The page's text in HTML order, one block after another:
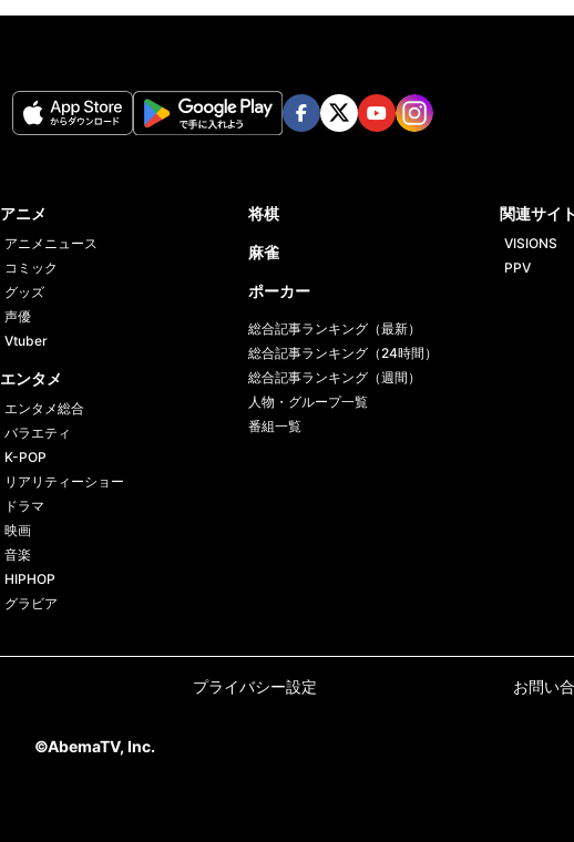
アニメ
アニメニュース
コミック
グッズ
声優
Vtuber
エンタメ
エンタメ総合
バラエティ
K-POP
リアリティーショー
ドラマ
映画
音楽
HIPHOP
グラビア
将棋
麻雀
ポーカー
総合記事ランキング（最新）
総合記事ランキング（24時間）
総合記事ランキング（週間）
人物・グループ一覧
番組一覧
関連サイト
VISIONS
PPV
プライバシー設定 お問い
©AbemaTV, Inc.